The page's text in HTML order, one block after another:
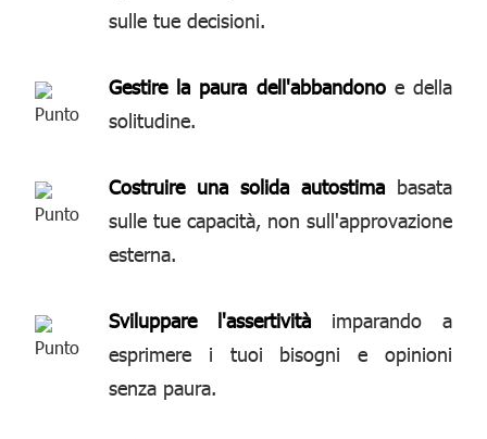
sulle tue decisioni.
Gestire la paura dell'abbandonoe della
solitudine.
Costruire una solida autostima basata
sulle tue capacità, non sull'approvazione
esterna.
Sviluppare l'assertività imparando a
esprimere i tuoi bisogni e opinioni
senza paura.